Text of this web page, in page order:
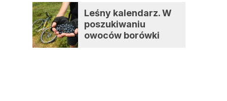
Leśny kalendarz. W
poszukiwaniu
owoców borówki